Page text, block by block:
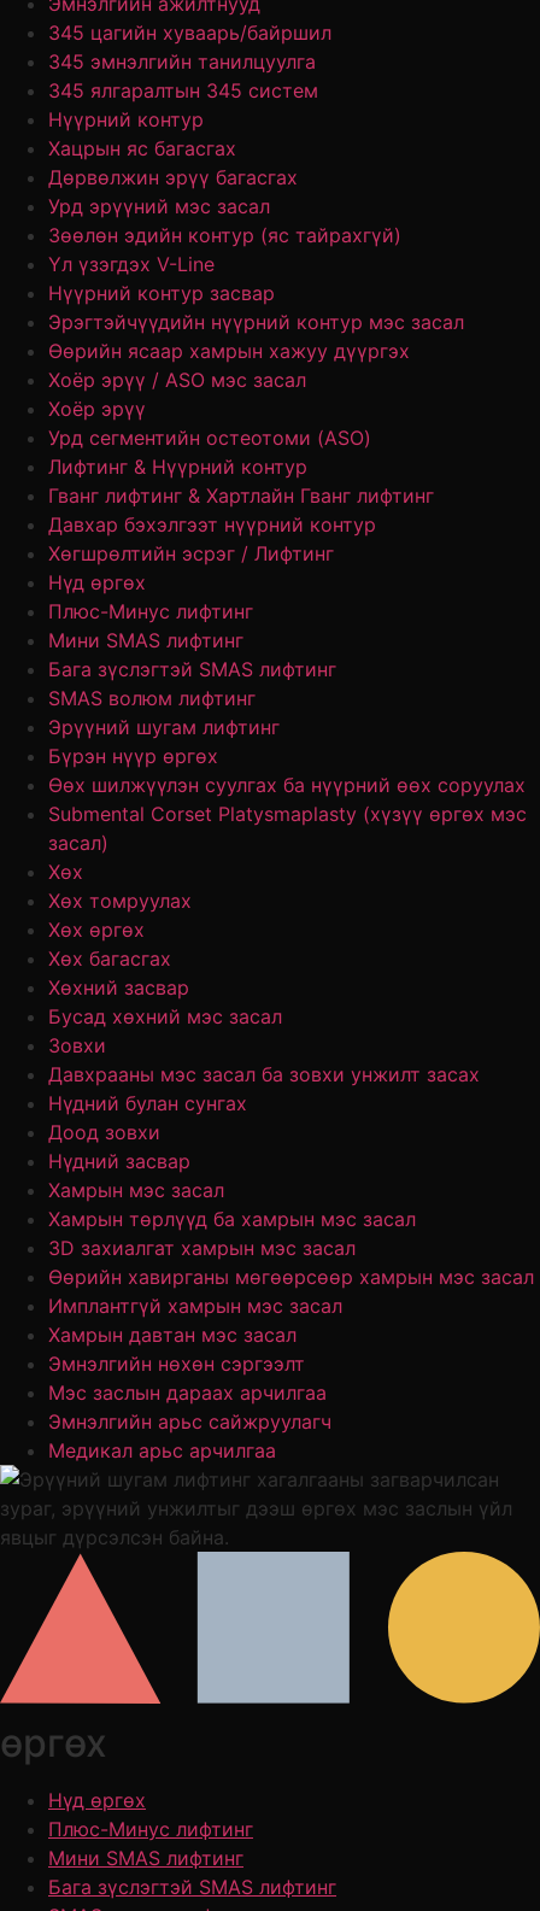
345 цагийн хуваарь/байршил
345 эмнэлгийн танилцуулга
345 ялгаралтын 345 систем
Нүүрний контур
Хацрын яс багасгах
Дөрвөлжин эрүү багасгах
Урд эрүүний мэс засал
Зөөлөн эдийн контур (яс тайрахгүй)
Үл үзэгдэх V-Line
Нүүрний контур засвар
Эрэгтэйчүүдийн нүүрний контур мэс засал
Өөрийн ясаар хамрын хажуу дүүргэх
Хоёр эрүү / ASO мэс засал
Хоёр эрүү
Урд сегментийн остеотоми (ASO)
Лифтинг & Нүүрний контур
Гванг лифтинг & Хартлайн Гванг лифтинг
Давхар бэхэлгээт нүүрний контур
Хөгшрөлтийн эсрэг / Лифтинг
Нүд өргөх
Плюс-Минус лифтинг
Мини SMAS лифтинг
Бага зүслэгтэй SMAS лифтинг
SMAS волюм лифтинг
Эрүүний шугам лифтинг
Бүрэн нүүр өргөх
Өөх шилжүүлэн суулгах ба нүүрний өөх соруулах
Submental Corset Platysmaplasty (хүзүү өргөх мэс
засал)
Хөх
Хөх томруулах
Хөх өргөх
Хөх багасгах
Хөхний засвар
Бусад хөхний мэс засал
Зовхи
Давхрааны мэс засал ба зовхи унжилт засах
Нүдний булан сунгах
Доод зовхи
Нүдний засвар
Хамрын мэс засал
Хамрын төрлүүд ба хамрын мэс засал
3D захиалгат хамрын мэс засал
Өөрийн хавирганы мөгөөрсөөр хамрын мэс засал
Имплантгүй хамрын мэс засал
Хамрын давтан мэс засал
Эмнэлгийн нөхөн сэргээлт
Мэс заслын дараах арчилгаа
Эмнэлгийн арьс сайжруулагч
Медикал арьс арчилгаа
өргөх
Нүд өргөх
Плюс-Минус лифтинг
Мини SMAS лифтинг
Бага зүслэгтэй SMAS лифтинг